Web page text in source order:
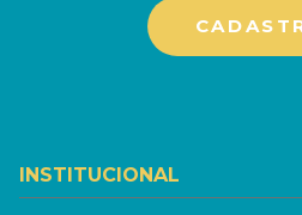
INSTITUCIONAL